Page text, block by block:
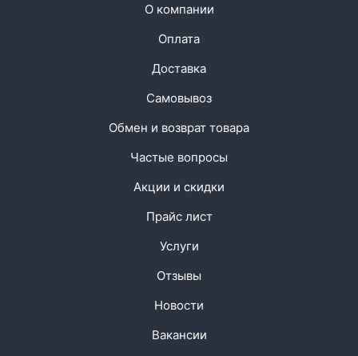
О компании
Оплата
Доставка
Самовывоз
Обмен и возврат товара
Частые вопросы
Акции и скидки
Прайс лист
Услуги
Отзывы
Новости
Вакансии